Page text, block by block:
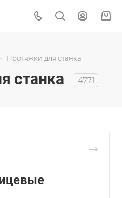
Протяжки для станка
станка 4771